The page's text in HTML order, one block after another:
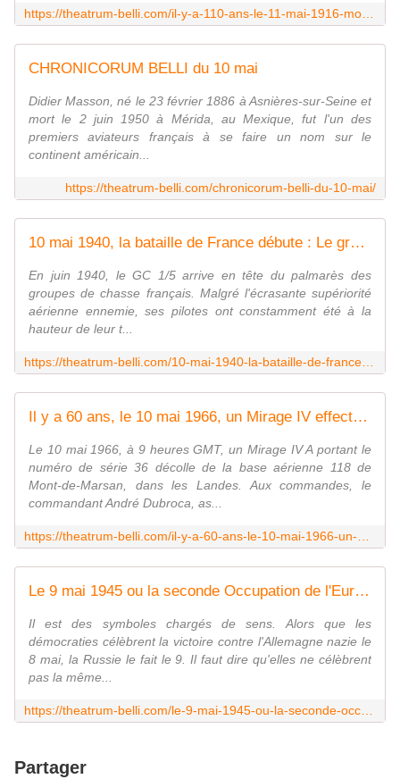
CHRONICORUM BELLI du 10 mai
Didier Masson, né le 23 février 1886 à Asnières-sur-Seine et
mort le 2 juin 1950 à Mérida, au Mexique, fut l'un des
premiers aviateurs français à se faire un nom sur le
continent américain...
https://theatrum-belli.com/chronicorum-belli-du-10-mai/
10 mai 1940, la bataille de France débute : Le groupe de chasse 1/5 " fait face " à la Luftwaffe
En juin 1940, le GC 1/5 arrive en tête du palmarès des
groupes de chasse français. Malgré l'écrasante supériorité
aérienne ennemie, ses pilotes ont constamment été à la
hauteur de leur t...
Il y a 60 ans, le 10 mai 1966, un Mirage IV effectuait la première traversée transatlantique d'un avion de combat français.
Le 10 mai 1966, à 9 heures GMT, un Mirage IV A portant le
numéro de série 36 décolle de la base aérienne 118 de
Mont-de-Marsan, dans les Landes. Aux commandes, le
commandant André Dubroca, as...
Le 9 mai 1945 ou la seconde Occupation de l'Europe
Il est des symboles chargés de sens. Alors que les
démocraties célèbrent la victoire contre l'Allemagne nazie le
8 mai, la Russie le fait le 9. Il faut dire qu'elles ne célèbrent
pas la même...
Partager